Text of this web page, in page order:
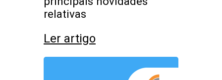
relativas
Ler artigo